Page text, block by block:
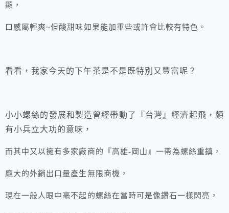
顯，
口感屬輕爽~但酸甜味如果能加重些或許會比較有特色。
看看，我家今天的下午茶是不是既特別又豐富呢？
小小螺絲的發展和製造曾經帶動了『台灣』經濟起飛，頗
有小兵立大功的意味，
而其中又以擁有多家廠商的『高雄-岡山』一帶為螺絲重鎮，
龐大的外銷出口量產生無限商機，
現在一般人眼中毫不起的螺絲在當時可是像鑽石一樣閃亮，